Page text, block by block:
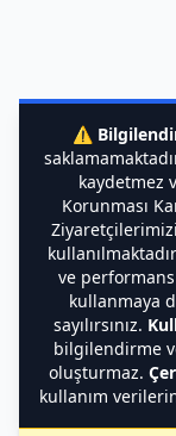
⚠️
kaydetmez
Korunması
ve performans
kullanmaya
sayılırsınız.
bilgilendirme
oluşturmaz.
kullanım